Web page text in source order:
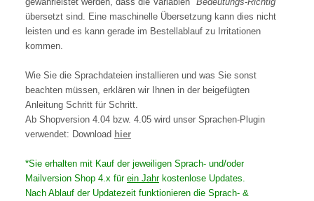
übersetzt sind. Eine maschinelle Übersetzung kann dies nicht
leisten und es kann gerade im Bestellablauf zu Irritationen
kommen.
Wie Sie die Sprachdateien installieren und was Sie sonst
beachten müssen, erklären wir Ihnen in der beigefügten
Anleitung Schritt für Schritt.
Ab Shopversion 4.04 bzw. 4.05 wird unser Sprachen-Plugin
verwendet: Download hier
*Sie erhalten mit Kauf der jeweiligen Sprach- und/oder
Mailversion Shop 4.x für ein Jahrkostenlose Updates.
Nach Ablauf der Updatezeit funktionieren die Sprach- &